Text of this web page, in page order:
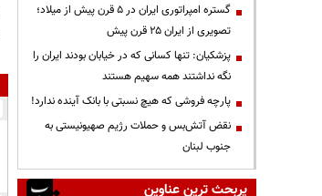
گستره امپراتوری ایران در ۵ قرن پیش از میلاد؛
تصویری از ایران ۲۵ قرن پیش
پزشکیان: تنها کسانی که در خیابان بودند ایران را
نگه نداشتند همه سهیم هستند
پارچه فروشی که هیچ نسبتی با بانک آینده ندارد!
نقض آتش‌بس و حملات رژیم صهیونیستی به
جنوب لبنان
پربحث ترین عناوین